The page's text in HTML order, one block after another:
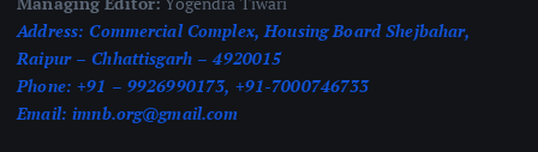
Address: Commercial Complex, Housing Board Shejbahar,
Raipur – Chhattisgarh – 4920015
Phone: +91 – 9926990173, +91-7000746733
Email: imnb.org@gmail.com